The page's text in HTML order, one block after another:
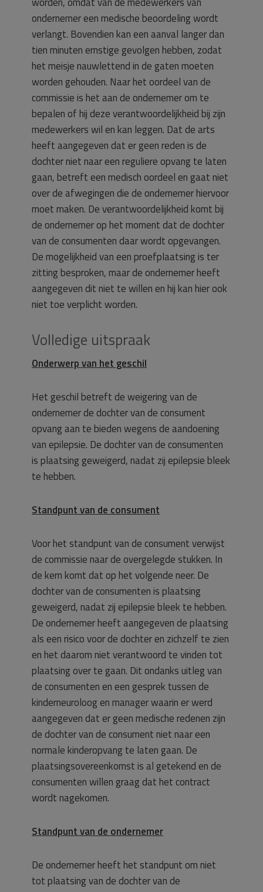
ondernemer een medische beoordeling wordt
verlangt. Bovendien kan een aanval langer dan
tien minuten ernstige gevolgen hebben, zodat
het meisje nauwlettend in de gaten moeten
worden gehouden. Naar het oordeel van de
commissie is het aan de ondernemer om te
bepalen of hij deze verantwoordelijkheid bij zijn
medewerkers wil en kan leggen. Dat de arts
heeft aangegeven dat er geen reden is de
dochter niet naar een reguliere opvang te laten
gaan, betreft een medisch oordeel en gaat niet
over de afwegingen die de ondernemer hiervoor
moet maken. De verantwoordelijkheid komt bij
de ondernemer op het moment dat de dochter
van de consumenten daar wordt opgevangen.
De mogelijkheid van een proefplaatsing is ter
zitting besproken, maar de ondernemer heeft
aangegeven dit niet te willen en hij kan hier ook
niet toe verplicht worden.
Volledige uitspraak
Onderwerp van het geschil
Het geschil betreft de weigering van de
ondernemer de dochter van de consument
opvang aan te bieden wegens de aandoening
van epilepsie. De dochter van de consumenten
is plaatsing geweigerd, nadat zij epilepsie bleek
te hebben.
Standpunt van de consument
Voor het standpunt van de consument verwijst
de commissie naar de overgelegde stukken. In
de kern komt dat op het volgende neer. De
dochter van de consumenten is plaatsing
geweigerd, nadat zij epilepsie bleek te hebben.
De ondernemer heeft aangegeven de plaatsing
als een risico voor de dochter en zichzelf te zien
en het daarom niet verantwoord te vinden tot
plaatsing over te gaan. Dit ondanks uitleg van
de consumenten en een gesprek tussen de
kinderneuroloog en manager waarin er werd
aangegeven dat er geen medische redenen zijn
de dochter van de consument niet naar een
normale kinderopvang te laten gaan. De
plaatsingsovereenkomst is al getekend en de
consumenten willen graag dat het contract
wordt nagekomen.
Standpunt van de ondernemer
De ondernemer heeft het standpunt om niet
tot plaatsing van de dochter van de